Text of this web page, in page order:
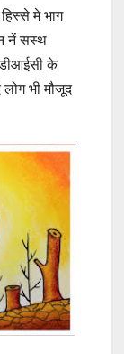
मे भाग
नें सस्थ
डीआईसी के
भी मौजूद